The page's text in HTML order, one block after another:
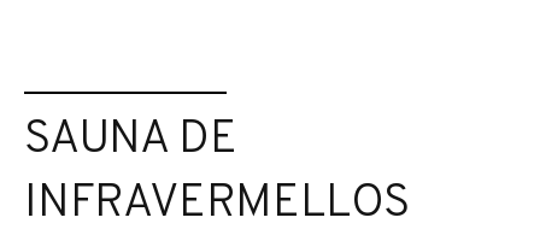
SAUNA DE
INFRAVERMELLOS